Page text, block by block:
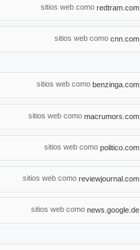
sitios web como redtram.com
sitios web como cnn.com
sitios web como benzinga.com
sitios web como macrumors.com
sitios web como politico.com
sitios web como reviewjournal.com
sitios web como news.google.de